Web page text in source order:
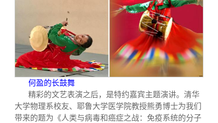
何盈的长鼓舞
精彩的文艺表演之后，是特约嘉宾主题演讲。清华
大学物理系校友、耶鲁大学医学院教授熊勇博士为我们
带来的题为《人类与病毒和癌症之战：免疫系统的分子